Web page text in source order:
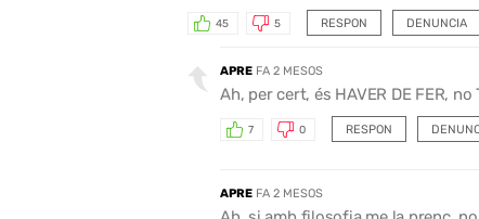
RESPON
45 5 DENUNCIA
APRE FA 2 MESOS
Ah, per cert, és HAVER DE FER,
RESPON
7 0
APRE FA 2 MESOS